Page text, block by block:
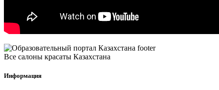
Все салоны красаты Казахстана
Информация